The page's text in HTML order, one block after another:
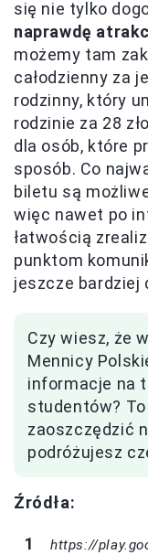
się nie tylko
naprawdę
możemy tam
całodzienny za
rodzinny, który
rodzinie za 28
dla osób, które
sposób. Co
biletu są
więc nawet po
łatwością
punktom
jeszcze bardziej
Czy wiesz, że
Mennicy
informacje na
studentów?
zaoszczędzić
podróżujesz
Źródła:
https://